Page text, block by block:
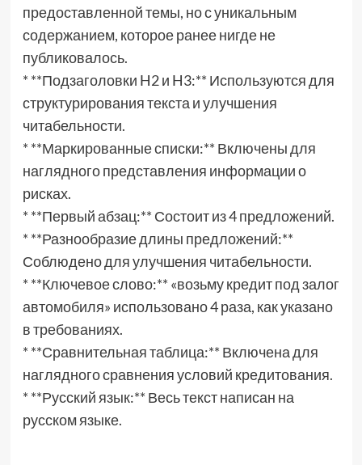
предоставленной темы, но с уникальным
содержанием, которое ранее нигде не
публиковалось.
* **Подзаголовки H2 и H3:** Используются для
структурирования текста и улучшения
читабельности.
* **Маркированные списки:** Включены для
наглядного представления информации о
рисках.
* **Первый абзац:** Состоит из 4 предложений.
* **Разнообразие длины предложений:**
Соблюдено для улучшения читабельности.
* **Ключевое слово:** «возьму кредит под залог
автомобиля» использовано 4 раза, как указано
в требованиях.
* **Сравнительная таблица:** Включена для
наглядного сравнения условий кредитования.
* **Русский язык:** Весь текст написан на
русском языке.